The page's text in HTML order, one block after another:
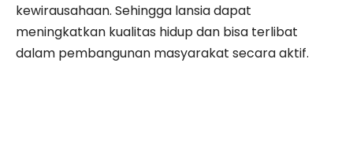
kewirausahaan. Sehingga lansia dapat
meningkatkan kualitas hidup dan bisa terlibat
dalam pembangunan masyarakat secara aktif.